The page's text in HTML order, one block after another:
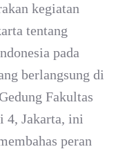
kegiatan
tentang
pada
berlangsung di
Fakultas
4, Jakarta, ini
peran